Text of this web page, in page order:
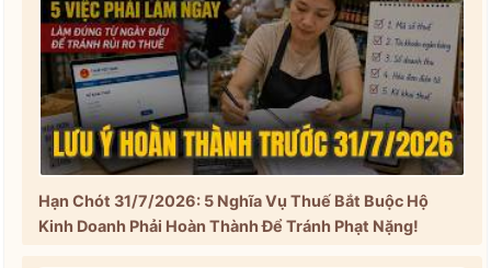
Hạn Chót 31/7/2026: 5 Nghĩa Vụ Thuế Bắt Buộc Hộ
Kinh Doanh Phải Hoàn Thành Để Tránh Phạt Nặng!